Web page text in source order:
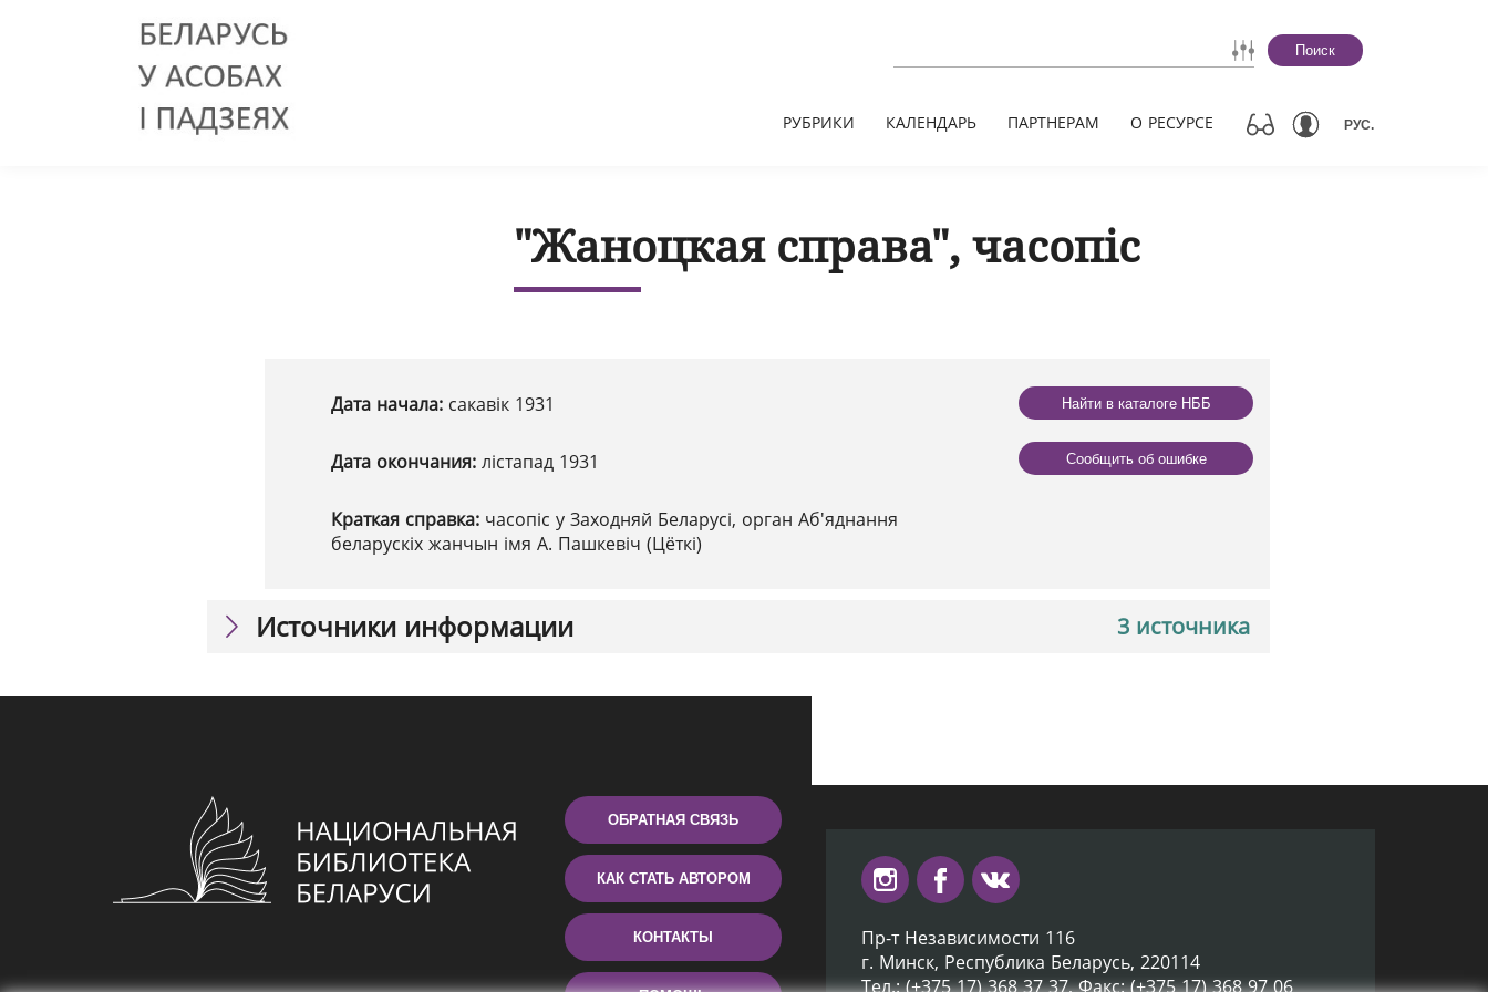
Поиск
РУБРИКИ КАЛЕНДАРЬ ПАРТНЕРАМ О РЕСУРСЕ РУС.
"Жаноцкая справа", часопіс
Дата начала: сакавік 1931
Дата окончания: лістапад 1931
Краткая справка: часопіс у Заходняй Беларусі, орган Аб'яднання
беларускіх жанчын імя А. Пашкевіч (Цёткі)
Найти в каталоге НББ
Сообщить об ошибке
3 источника
Источники информации
ОБРАТНАЯ СВЯЗЬ
КАК СТАТЬ АВТОРОМ
КОНТАКТЫ
Пр-т Независимости 116
г. Минск, Республика Беларусь, 220114
Тел.: (+375 17) 368 37 37, Факс: (+375 17) 368 97 06